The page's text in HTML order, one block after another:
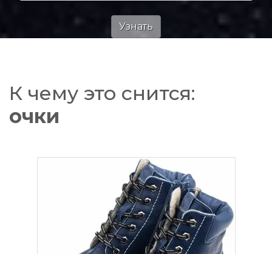
К чему это снится:
очки